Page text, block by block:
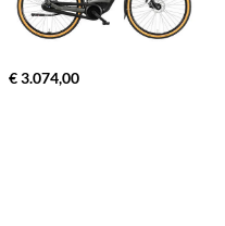
€ 3.074,00